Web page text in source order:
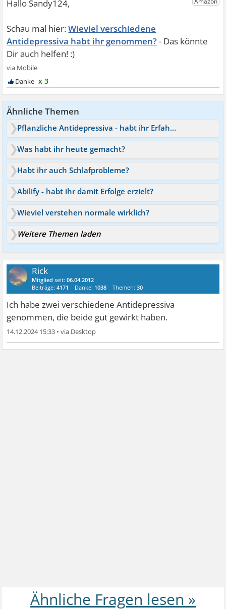
Wieviel verschiedene
Antidepressiva habt ihr genommen?
x 3
Ähnliche Themen
Pflanzliche Antidepressiva - habt ihr Erfahrungen?
Was habt ihr heute gemacht?
Habt ihr auch Schlafprobleme?
Abilify - habt ihr damit Erfolge erzielt?
Wieviel verstehen normale wirklich?
Weitere Themen laden
Rick
Mitglied seit:06.04.2012
Beiträge:4171 Danke: 1038 Themen:30
Ich habe zwei verschiedene Antidepressiva
genommen, die beide gut gewirkt haben.
14.12.2024 15:33 •